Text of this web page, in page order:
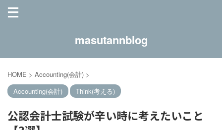
masutannblog
HOME > Accounting(会計) >
Accounting(会計)
Think(考える)
公認会計士試験が辛い時に考えたいこと